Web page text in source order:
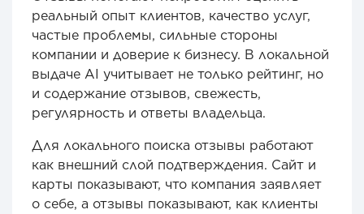
реальный опыт клиентов, качество услуг,
частые проблемы, сильные стороны
компании и доверие к бизнесу. В локальной
выдаче AI учитывает не только рейтинг, но
и содержание отзывов, свежесть,
регулярность и ответы владельца.
Для локального поиска отзывы работают
как внешний слой подтверждения. Сайт и
карты показывают, что компания заявляет
о себе, а отзывы показывают, как клиенты